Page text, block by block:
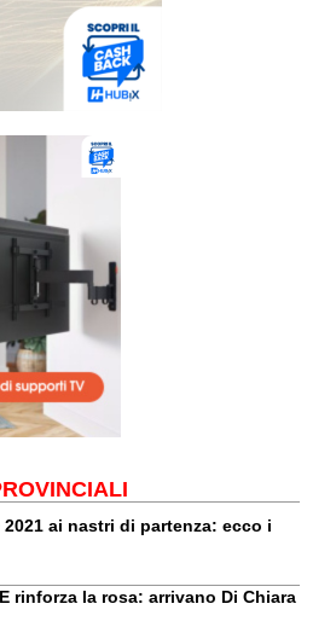
2021 ai nastri di partenza: ecco i
rinforza la rosa: arrivano Di Chiara